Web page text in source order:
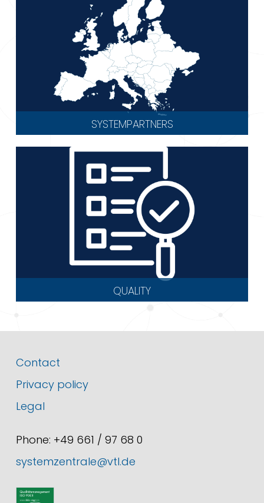
SYSTEMPARTNERS
QUALITY
Contact
Privacy policy
Legal
Phone: +49 661 / 97 68 0
systemzentrale@vtl.de